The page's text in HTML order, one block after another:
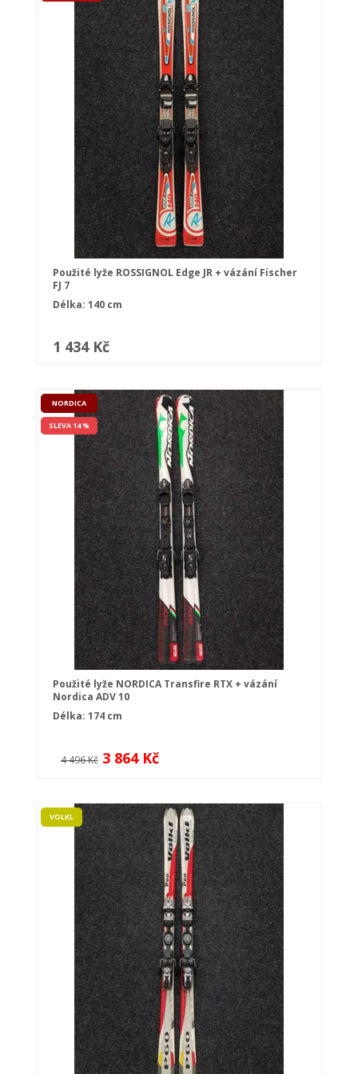
Použité lyže ROSSIGNOL Edge JR + vázání Fischer
FJ 7
Délka: 140 cm
1 434 Kč
NORDICA
SLEVA 14 %
Použité lyže NORDICA Transfire RTX + vázání
Nordica ADV 10
Délka: 174 cm
4 496 Kč 3 864 Kč
VOLKL